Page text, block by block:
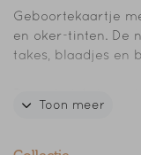
Geboortekaartje
en oker-tinten. De
takes, blaadjes en
lettertype en de
Toon meer